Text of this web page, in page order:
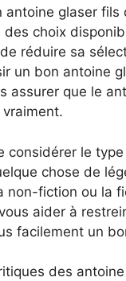
antoine glaser
des choix
réduire sa
un bon antoine
assurer que le
considérer le
chose de
non-fiction ou la
aider à
facilement un
des